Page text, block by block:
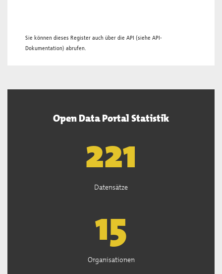
Sie können dieses Register auch über die API (siehe API-
Dokumentation) abrufen.
Open Data Portal Statistik
222
Datensätze
15
Organisationen